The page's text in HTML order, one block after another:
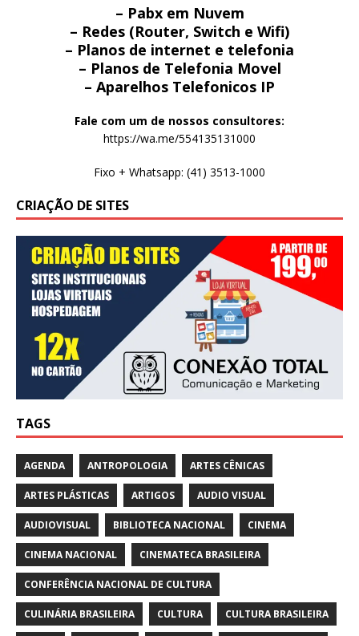
– Pabx em Nuvem
– Redes (Router, Switch e Wifi)
– Planos de internet e telefonia
– Planos de Telefonia Movel
– Aparelhos Telefonicos IP
Fale com um de nossos consultores:
https://wa.me/554135131000
Fixo + Whatsapp: (41) 3513-1000
CRIAÇÃO DE SITES
TAGS
AGENDA ANTROPOLOGIA ARTES CÊNICAS
ARTES PLÁSTICAS ARTIGOS AUDIO VISUAL
AUDIOVISUAL BIBLIOTECA NACIONAL CINEMA
CINEMA NACIONAL CINEMATECA BRASILEIRA
CONFERÊNCIA NACIONAL DE CULTURA
CULINÁRIA BRASILEIRA CULTURA CULTURA BRASILEIRA